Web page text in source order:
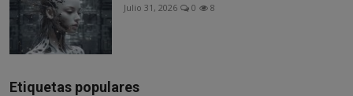
Julio 31, 2026 0 8
Etiquetas populares